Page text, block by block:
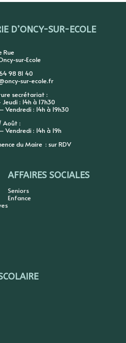
D’ONCY-SUR-ECOLE
Rue
sur-Ecole
98 81 40
sur-ecole.fr
secrétariat :
: 14h à 17h30
Vendredi : 14h à 19h30
Août :
Vendredi : 14h à 19h
du Maire : sur RDV
AFFAIRES SOCIALES
Seniors
Enfance